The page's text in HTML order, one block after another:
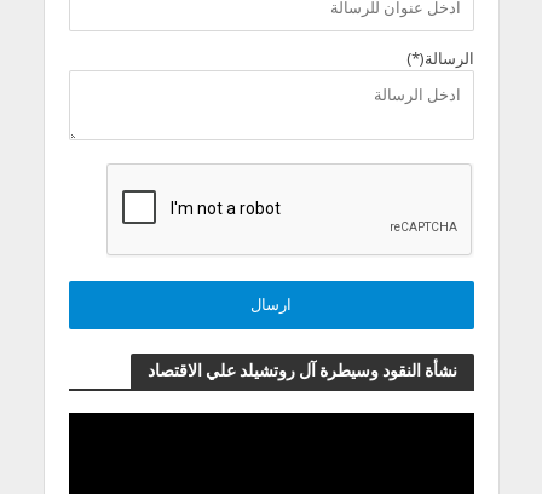
الرسالة(*)
نشأة النقود وسيطرة آل روتشيلد علي الاقتصاد